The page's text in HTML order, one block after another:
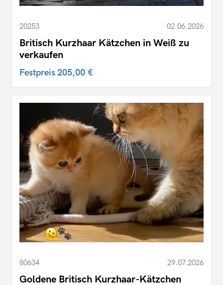
20253 02.06.2026
Britisch Kurzhaar Kätzchen in Weiß zu
verkaufen
Festpreis205,00 €
80634 29.07.2026
Goldene Britisch Kurzhaar-Kätzchen